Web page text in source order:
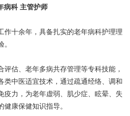
病科 主管护师
十余年，具备扎实的老年病科护理理
。
估、老年多病共存管理等专科技能，
类中医适宜技术，通过疏通经络、调和
疫力，为老年虚弱、肌少症、眩晕、失
康保健知识指导。